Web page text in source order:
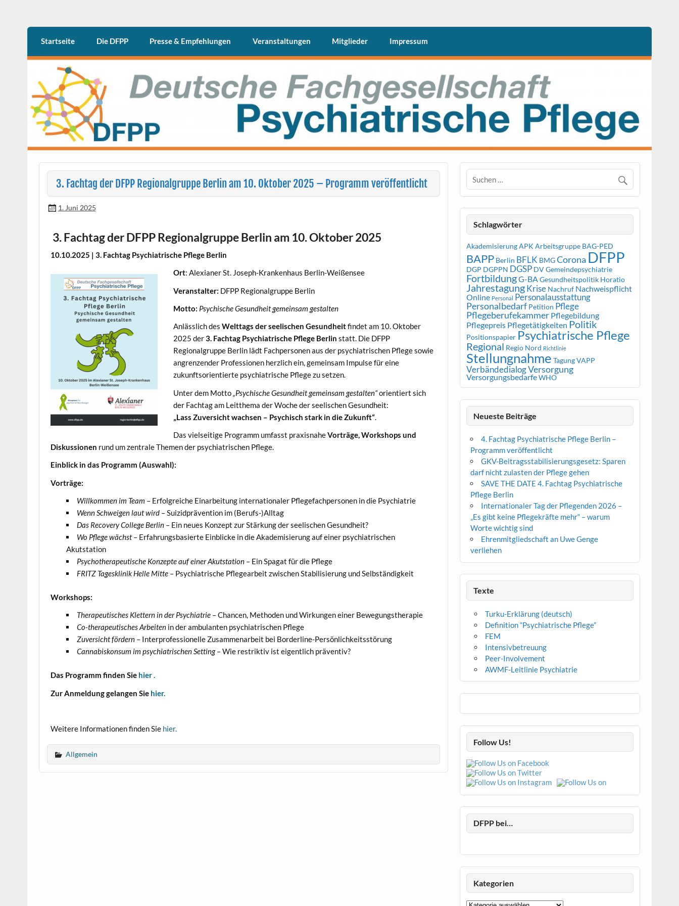
DFPPDeutschen Fachgesellschaft Psychiatrische Pflege (DFPP e. V.)
Startseite Die DFPP Presse & Empfehlungen Veranstaltungen Mitglieder Impressum
3. Fachtag der DFPP Regionalgruppe Berlin am 10. Oktober 2025 – Programm veröffentlicht
1. Juni 2025
3. Fachtag der DFPP Regionalgruppe Berlin am 10. Oktober 2025
10.10.2025 | 3. Fachtag Psychiatrische Pflege Berlin
Ort: Alexianer St. Joseph-Krankenhaus Berlin-Weißensee
Veranstalter: DFPP Regionalgruppe Berlin
Motto: Psychische Gesundheit gemeinsam gestalten
Anlässlich des Welttags der seelischen Gesundheitfindet am 10. Oktober
2025 der3. Fachtag Psychiatrische Pflege Berlin statt. Die DFPP
Regionalgruppe Berlin lädt Fachpersonen aus der psychiatrischen Pflege sowie
angrenzender Professionen herzlich ein, gemeinsam Impulse für eine
zukunftsorientierte psychiatrische Pflege zu setzen.
Unter dem Motto„Psychische Gesundheit gemeinsam gestalten“orientiert sich
der Fachtag am Leitthema der Woche der seelischen Gesundheit:
„Lass Zuversicht wachsen – Psychisch stark in die Zukunft“.
Das vielseitige Programm umfasst praxisnaheVorträge, Workshops und
Diskussionen rund um zentrale Themen der psychiatrischen Pflege.
Einblick in das Programm (Auswahl):
Vorträge:
Willkommen im Team – Erfolgreiche Einarbeitung internationaler Pflegefachpersonen in die Psychiatrie
Wenn Schweigen laut wird– Suizidprävention im (Berufs-)Alltag
Das Recovery College Berlin– Ein neues Konzept zur Stärkung der seelischen Gesundheit?
Wo Pflege wächst– Erfahrungsbasierte Einblicke in die Akademisierung auf einer psychiatrischen
Akutstation
Psychotherapeutische Konzepte auf einer Akutstation– Ein Spagat für die Pflege
FRITZ Tagesklinik Helle Mitte– Psychiatrische Pflegearbeit zwischen Stabilisierung und Selbständigkeit
Workshops:
Therapeutisches Klettern in der Psychiatrie– Chancen, Methoden und Wirkungen einer Bewegungstherapie
Co-therapeutisches Arbeitenin der ambulanten psychiatrischen Pflege
Zuversicht fördern– Interprofessionelle Zusammenarbeit bei Borderline-Persönlichkeitsstörung
Cannabiskonsum im psychiatrischen Setting– Wie restriktiv ist eigentlich präventiv?
Das Programm finden Sie hier .
Zur Anmeldung gelangen Sie hier.
Weitere Informationen finden Sie hier.
Allgemein
Schlagwörter
Akademisierung APK Arbeitsgruppe BAG-PED
BAPP Berlin BFLK BMG Corona DFPP
DGP DGPPN DGSP DV Gemeindepsychiatrie
FortbildungG-BA Gesundheitspolitik Horatio
JahrestagungKrise Nachruf Nachweispflicht
Online Personal Personalausstattung
Personalbedarf Petition Pflege
Pflegeberufekammer Pflegebildung
Pflegepreis Pflegetätigkeiten Politik
Positionspapier Psychiatrische Pflege
Regional Regio Nord Richtlinie
Stellungnahme Tagung VAPP
VerbändedialogVersorgung
Versorgungsbedarfe WHO
Neueste Beiträge
4. Fachtag Psychiatrische Pflege Berlin –
Programm veröffentlicht
GKV-Beitragsstabilisierungsgesetz: Sparen
darf nicht zulasten der Pflege gehen
SAVE THE DATE 4. Fachtag Psychiatrische
Pflege Berlin
Internationaler Tag der Pflegenden 2026 –
„Es gibt keine Pflegekräfte mehr“ – warum
Worte wichtig sind
Ehrenmitgliedschaft an Uwe Genge
verliehen
Texte
Turku-Erklärung (deutsch)
Definition “Psychiatrische Pflege”
FEM
Intensivbetreuung
Peer-Involvement
AWMF-Leitlinie Psychiatrie
Follow Us!
DFPP bei…
Kategorien
Kategorien